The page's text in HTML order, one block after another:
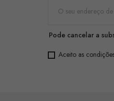
Pode cancelar a
Aceito as